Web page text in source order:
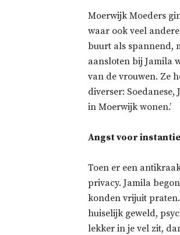
Moerwijk Moeders
waar ook veel
buurt als spannend,
aansloten bij Jamila
van de vrouwen. Ze
diverser:
in Moerwijk wonen.’
Angst voor
Toen er een
privacy. Jamila
konden vrijuit
huiselijk geweld,
lekker in je vel zit,